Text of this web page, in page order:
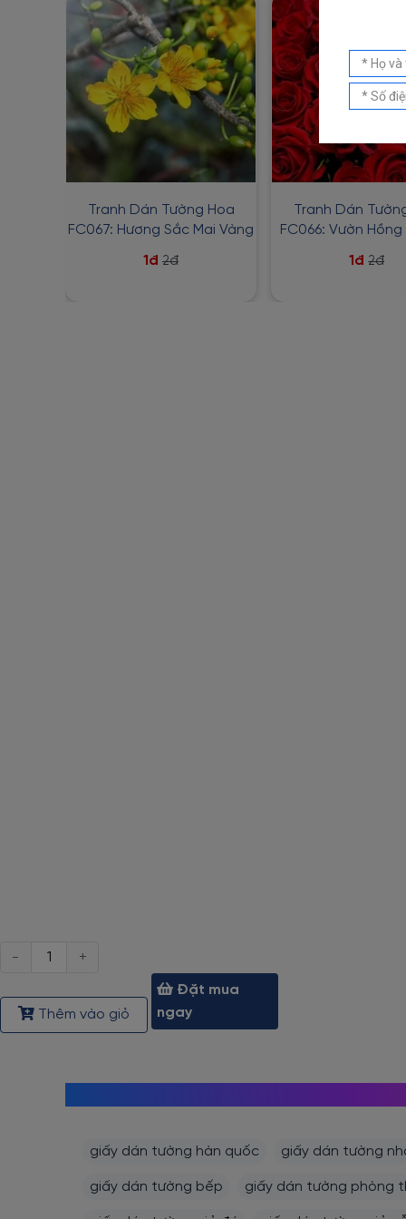
Tranh Dán Tường Hoa
FC067: Hương Sắc Mai Vàng
1đ 2đ
Tranh Dán
FC066: Vườn Hồng
1đ 2đ
Số
Thêm vào giỏ
Đặt mua
ngay
giấy dán tường hàn quốc giấy dán tường
giấy dán tường bếp giấy dán tường phòng